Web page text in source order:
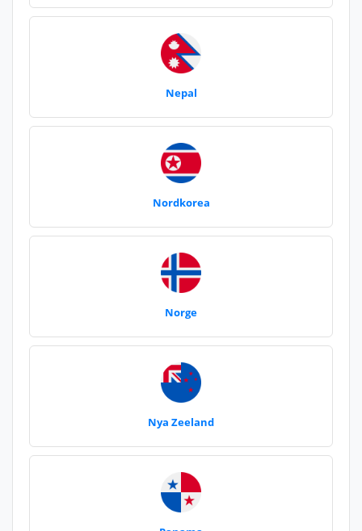
Nepal
Nordkorea
Norge
Nya Zeeland